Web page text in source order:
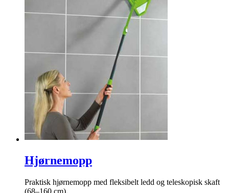
Hjørnemopp
Praktisk hjørnemopp med fleksibelt ledd og teleskopisk skaft